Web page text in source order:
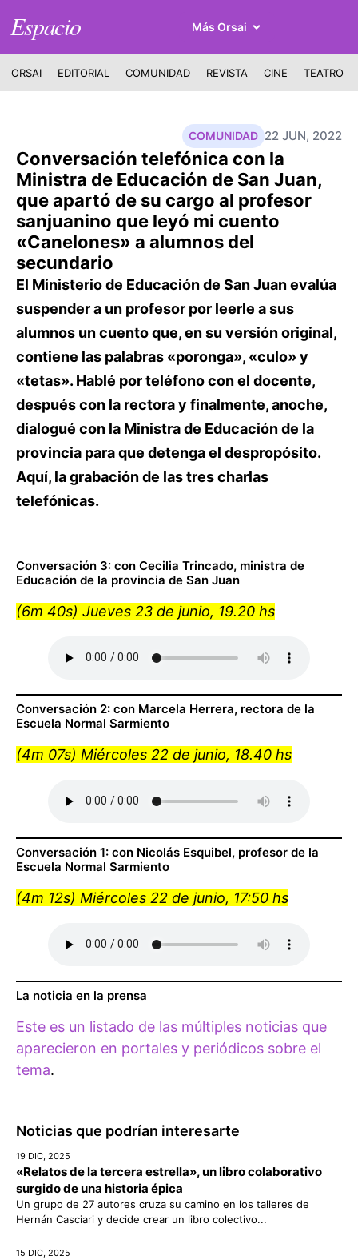
Espacio Más Orsai
ORSAI EDITORIAL COMUNIDAD REVISTA CINE TEATRO
22 JUN, 2022
COMUNIDAD
Conversación telefónica con la
Ministra de Educación de San Juan,
que apartó de su cargo al profesor
sanjuanino que leyó mi cuento
«Canelones» a alumnos del
secundario
El Ministerio de Educación de San Juan evalúa
suspender a un profesor por leerle a sus
alumnos un cuento que, en su versión original,
contiene las palabras «poronga», «culo» y
«tetas». Hablé por teléfono con el docente,
después con la rectora y finalmente, anoche,
dialogué con la Ministra de Educación de la
provincia para que detenga el despropósito.
Aquí, la grabación de las tres charlas
telefónicas.
Conversación 3: con Cecilia Trincado, ministra de
Educación de la provincia de San Juan
(6m 40s) Jueves 23 de junio, 19.20 hs
Conversación 2: con Marcela Herrera, rectora de la
Escuela Normal Sarmiento
(4m 07s) Miércoles 22 de junio, 18.40 hs
Conversación 1: con Nicolás Esquibel, profesor de la
Escuela Normal Sarmiento
(4m 12s) Miércoles 22 de junio, 17:50 hs
La noticia en la prensa
Este es un listado de las múltiples noticias que
aparecieron en portales y periódicos sobre el
tema.
Noticias que podrían interesarte
19 DIC, 2025
«Relatos de la tercera estrella», un libro colaborativo
surgido de una historia épica
Un grupo de 27 autores cruza su camino en los talleres de
Hernán Casciari y decide crear un libro colectivo...
15 DIC, 2025